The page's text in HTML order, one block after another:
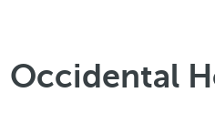
Occidental